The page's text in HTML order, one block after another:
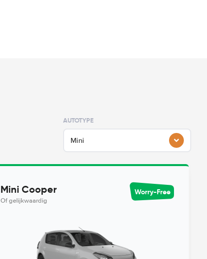
AUTOTYPE
Mini
Mini Cooper
Of gelijkwaardig
Worry-Free